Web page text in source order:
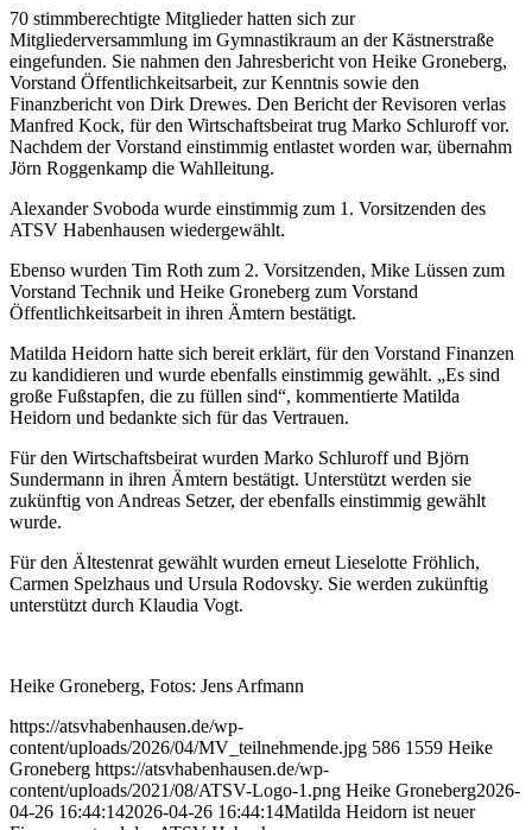
70 stimmberechtigte Mitglieder hatten sich zur
Mitgliederversammlung im Gymnastikraum an der Kästnerstraße
eingefunden. Sie nahmen den Jahresbericht von Heike Groneberg,
Vorstand Öffentlichkeitsarbeit, zur Kenntnis sowie den
Finanzbericht von Dirk Drewes. Den Bericht der Revisoren verlas
Manfred Kock, für den Wirtschaftsbeirat trug Marko Schluroff vor.
Nachdem der Vorstand einstimmig entlastet worden war, übernahm
Jörn Roggenkamp die Wahlleitung.
Alexander Svoboda wurde einstimmig zum 1. Vorsitzenden des
ATSV Habenhausen wiedergewählt.
Ebenso wurden Tim Roth zum 2. Vorsitzenden, Mike Lüssen zum
Vorstand Technik und Heike Groneberg zum Vorstand
Öffentlichkeitsarbeit in ihren Ämtern bestätigt.
Matilda Heidorn hatte sich bereit erklärt, für den Vorstand Finanzen
zu kandidieren und wurde ebenfalls einstimmig gewählt. „Es sind
große Fußstapfen, die zu füllen sind“, kommentierte Matilda
Heidorn und bedankte sich für das Vertrauen.
Für den Wirtschaftsbeirat wurden Marko Schluroff und Björn
Sundermann in ihren Ämtern bestätigt. Unterstützt werden sie
zukünftig von Andreas Setzer, der ebenfalls einstimmig gewählt
wurde.
Für den Ältestenrat gewählt wurden erneut Lieselotte Fröhlich,
Carmen Spelzhaus und Ursula Rodovsky. Sie werden zukünftig
unterstützt durch Klaudia Vogt.
Heike Groneberg, Fotos: Jens Arfmann
https://atsvhabenhausen.de/wp-
content/uploads/2026/04/MV_teilnehmende.jpg 586 1559 Heike
Groneberg https://atsvhabenhausen.de/wp-
content/uploads/2021/08/ATSV-Logo-1.png Heike Groneberg2026-
04-26 16:44:142026-04-26 16:44:14Matilda Heidorn ist neuer